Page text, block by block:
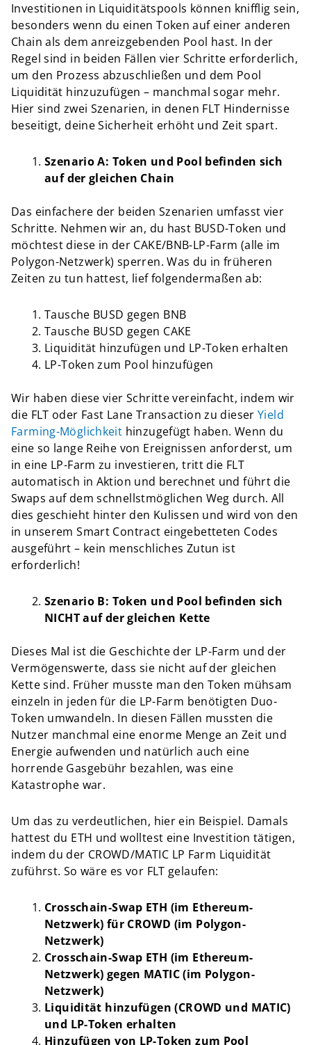
Investitionen in Liquiditätspools können knifflig sein,
besonders wenn du einen Token auf einer anderen
Chain als dem anreizgebenden Pool hast. In der
Regel sind in beiden Fällen vier Schritte erforderlich,
um den Prozess abzuschließen und dem Pool
Liquidität hinzuzufügen – manchmal sogar mehr.
Hier sind zwei Szenarien, in denen FLT Hindernisse
beseitigt, deine Sicherheit erhöht und Zeit spart.
Szenario A: Token und Pool befinden sich
auf der gleichen Chain
Das einfachere der beiden Szenarien umfasst vier
Schritte. Nehmen wir an, du hast BUSD-Token und
möchtest diese in der CAKE/BNB-LP-Farm (alle im
Polygon-Netzwerk) sperren. Was du in früheren
Zeiten zu tun hattest, lief folgendermaßen ab:
Tausche BUSD gegen BNB
Tausche BUSD gegen CAKE
Liquidität hinzufügen und LP-Token erhalten
LP-Token zum Pool hinzufügen
Wir haben diese vier Schritte vereinfacht, indem wir
die FLT oder Fast Lane Transaction zu dieserYield
Farming-Möglichkeit hinzugefügt haben. Wenn du
eine so lange Reihe von Ereignissen anforderst, um
in eine LP-Farm zu investieren, tritt die FLT
automatisch in Aktion und berechnet und führt die
Swaps auf dem schnellstmöglichen Weg durch. All
dies geschieht hinter den Kulissen und wird von den
in unserem Smart Contract eingebetteten Codes
ausgeführt – kein menschliches Zutun ist
erforderlich!
Szenario B: Token und Pool befinden sich
NICHT auf der gleichen Kette
Dieses Mal ist die Geschichte der LP-Farm und der
Vermögenswerte, dass sie nicht auf der gleichen
Kette sind. Früher musste man den Token mühsam
einzeln in jeden für die LP-Farm benötigten Duo-
Token umwandeln. In diesen Fällen mussten die
Nutzer manchmal eine enorme Menge an Zeit und
Energie aufwenden und natürlich auch eine
horrende Gasgebühr bezahlen, was eine
Katastrophe war.
Um das zu verdeutlichen, hier ein Beispiel. Damals
hattest du ETH und wolltest eine Investition tätigen,
indem du der CROWD/MATIC LP Farm Liquidität
zuführst. So wäre es vor FLT gelaufen:
Crosschain-Swap ETH (im Ethereum-
Netzwerk) für CROWD (im Polygon-
Netzwerk)
Crosschain-Swap ETH (im Ethereum-
Netzwerk) gegen MATIC (im Polygon-
Netzwerk)
Liquidität hinzufügen (CROWD und MATIC)
und LP-Token erhalten
Hinzufügen von LP-Token zum Pool